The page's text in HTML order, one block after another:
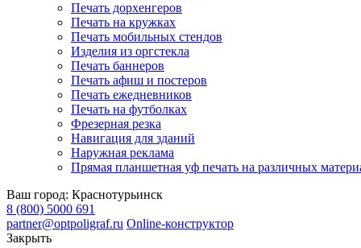
Печать дорхенгеров
Печать на кружках
Печать мобильных стендов
Изделия из оргстекла
Печать баннеров
Печать афиш и постеров
Печать ежедневников
Печать на футболках
Фрезерная резка
Навигация для зданий
Наружная реклама
Прямая планшетная уф печать на различных
Ваш город: Краснотурьинск
8 (800) 5000 691
partner@optpoligraf.ru Online-конструктор
Закрыть